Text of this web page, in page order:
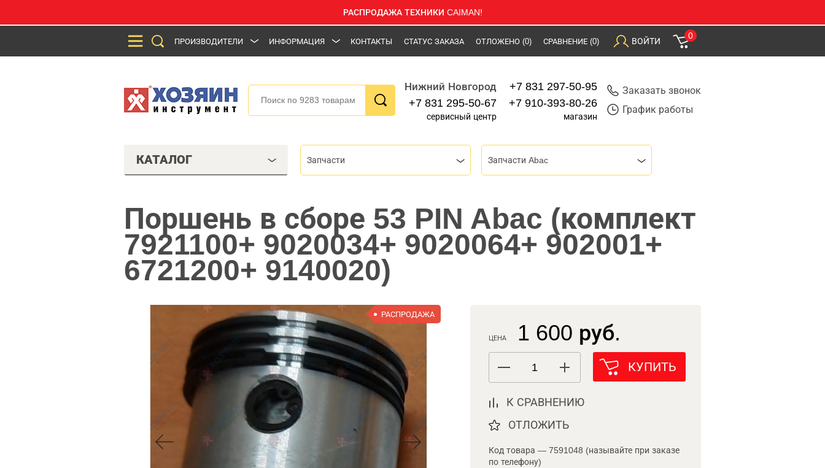
РАСПРОДАЖА ТЕХНИКИ CAIMAN!
ПРОИЗВОДИТЕЛИ ИНФОРМАЦИЯ КОНТАКТЫ СТАТУС ЗАКАЗА ОТЛОЖЕНО (0) СРАВНЕНИЕ (0) ВОЙТИ
0
Нижний Новгород
+7 831 295-50-67
сервисный центр
+7 831 297-50-95
+7 910-393-80-26
магазин
Заказать звонок
График работы
КАТАЛОГ Запчасти Запчасти Abac
Поршень в сборе 53 PIN Abac (комплект
7921100+ 9020034+ 9020064+ 902001+
6721200+ 9140020)
РАСПРОДАЖА
ЦЕНА 1 600 руб.
КУПИТЬ
К СРАВНЕНИЮ
ОТЛОЖИТЬ
Код товара — 7591048 (называйте при заказе
по телефону)